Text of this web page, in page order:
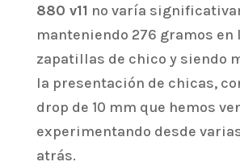
880 v11 no varía
manteniendo 276 gramos en
zapatillas de chico y siendo
la presentación de chicas,
drop de 10 mm que hemos
experimentando desde
atrás.